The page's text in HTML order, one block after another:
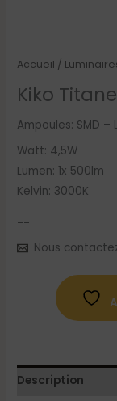
Accueil /
Kiko Titane
Ampoules: SMD –
Watt: 4,5W
Lumen: 1x 500lm
Kelvin: 3000K
--
Nous
Description